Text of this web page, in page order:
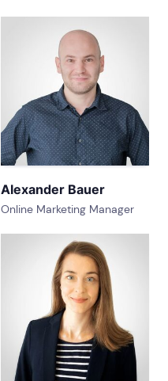
Alexander Bauer
Online Marketing Manager